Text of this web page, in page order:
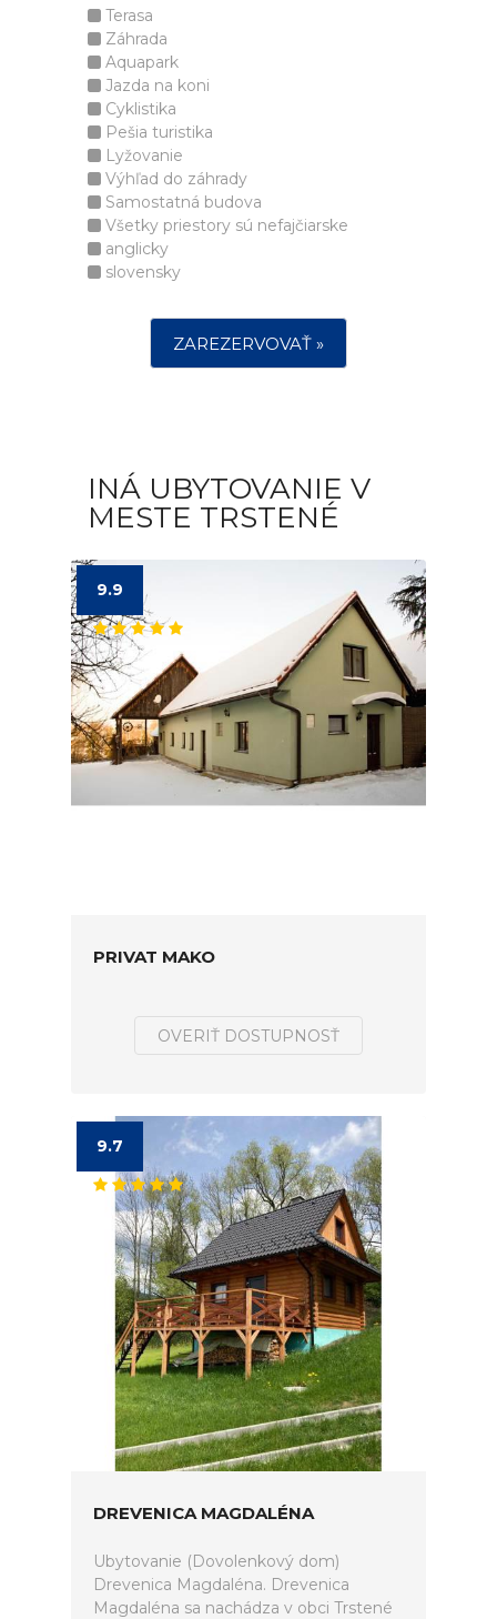
Terasa
Záhrada
Aquapark
Jazda na koni
Cyklistika
Pešia turistika
Lyžovanie
Výhľad do záhrady
Samostatná budova
Všetky priestory sú nefajčiarske
anglicky
slovensky
ZAREZERVOVAŤ »
INÁ UBYTOVANIE V
MESTE TRSTENÉ
9.9
PRIVAT MAKO
OVERIŤ DOSTUPNOSŤ
9.7
DREVENICA MAGDALÉNA
Ubytovanie (Dovolenkový dom)
Drevenica Magdaléna. Drevenica
Magdaléna sa nachádza v obci Trstené